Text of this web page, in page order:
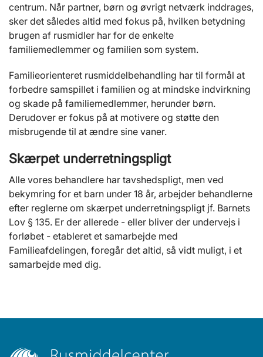
centrum. Når partner, børn og øvrigt netværk inddrages,
sker det således altid med fokus på, hvilken betydning
brugen af rusmidler har for de enkelte
familiemedlemmer og familien som system.
Familieorienteret rusmiddelbehandling har til formål at
forbedre samspillet i familien og at mindske indvirkning
og skade på familiemedlemmer, herunder børn.
Derudover er fokus på at motivere og støtte den
misbrugende til at ændre sine vaner.
Skærpet underretningspligt
Alle vores behandlere har tavshedspligt, men ved
bekymring for et barn under 18 år, arbejder behandlerne
efter reglerne om skærpet underretningspligt jf. Barnets
Lov § 135. Er der allerede - eller bliver der undervejs i
forløbet - etableret et samarbejde med
Familieafdelingen, foregår det altid, så vidt muligt, i et
samarbejde med dig.